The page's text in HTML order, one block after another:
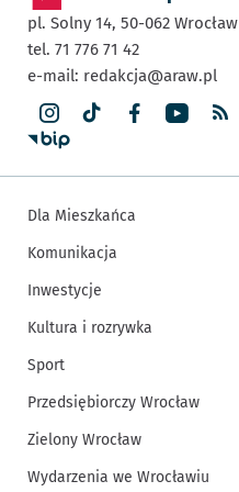
pl. Solny 14, 50-062 Wrocław
tel. 71 776 71 42
e-mail: redakcja@araw.pl
Dla Mieszkańca
Komunikacja
Inwestycje
Kultura i rozrywka
Sport
Przedsiębiorczy Wrocław
Zielony Wrocław
Wydarzenia we Wrocławiu